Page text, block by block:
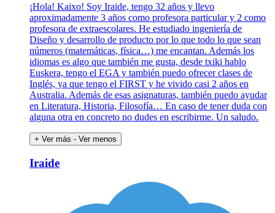
¡Hola! Kaixo! Soy Iraide, tengo 32 años y llevo
aproximadamente 3 años como profesora particular y 2 como
profesora de extraescolares. He estudiado ingeniería de
Diseño y desarrollo de producto por lo que todo lo que sean
números (matemáticas, física…) me encantan. Además los
idiomas es algo que también me gusta, desde txiki hablo
Euskera, tengo el EGA y también puedo ofrecer clases de
Inglés, ya que tengo el FIRST y he vivido casi 2 años en
Australia. Además de esas asignaturas, también puedo ayudar
en Literatura, Historia, Filosofía… En caso de tener duda con
alguna otra en concreto no dudes en escribirme. Un saludo.
+ Ver más - Ver menos
Iraide